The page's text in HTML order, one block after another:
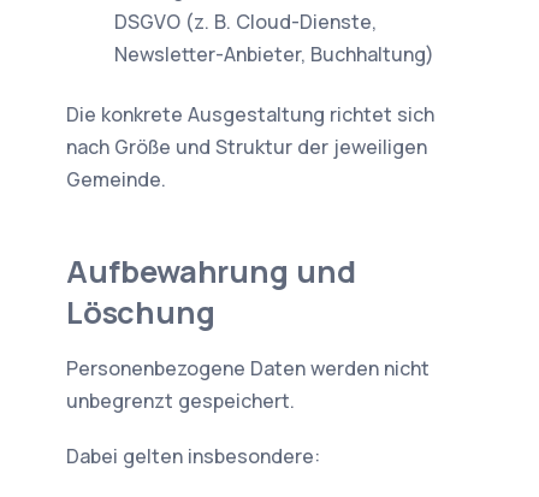
DSGVO (z. B. Cloud-Dienste,
Newsletter-Anbieter, Buchhaltung)
Die konkrete Ausgestaltung richtet sich
nach Größe und Struktur der jeweiligen
Gemeinde.
Aufbewahrung und
Löschung
Personenbezogene Daten werden nicht
unbegrenzt gespeichert.
Dabei gelten insbesondere: